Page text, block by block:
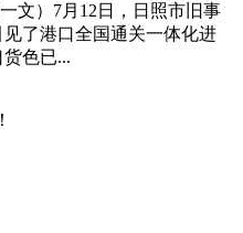
文）7月12日，日照市旧事
了港口全国通关一体化进
色已...